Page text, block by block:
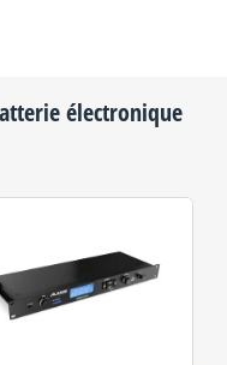
électronique